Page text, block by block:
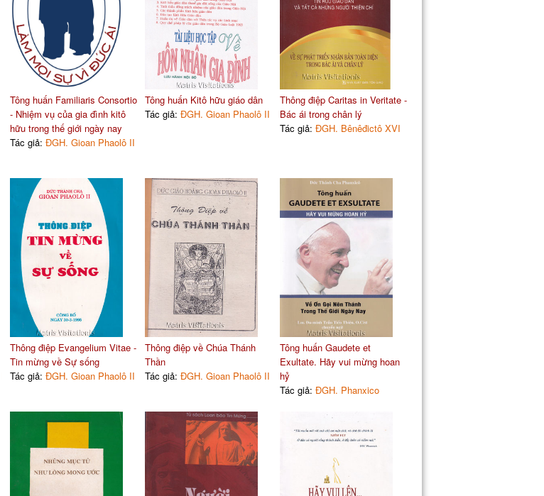
Tông huấn Familiaris Consortio
- Nhiệm vụ của gia đình kitô
hữu trong thế giới ngày nay
Tác giả: ĐGH. Gioan Phaolô II
Tông huấn Kitô hữu giáo dân
Tác giả: ĐGH. Gioan Phaolô II
Thông điệp Caritas in Veritate -
Bác ái trong chân lý
Tác giả: ĐGH. Bênêđictô XVI
Thông điệp Evangelium Vitae -
Tin mừng về Sự sống
Tác giả: ĐGH. Gioan Phaolô II
Thông điệp về Chúa Thánh
Thần
Tác giả: ĐGH. Gioan Phaolô II
Tông huấn Gaudete et
Exultate. Hãy vui mừng hoan
hỷ
Tác giả: ĐGH. Phanxico